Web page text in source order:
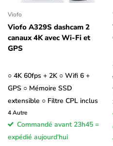
Viofo
Viofo A329S dashcam 2
canaux 4K avec Wi-Fi et
GPS
○ 4K 60fps + 2K ○ Wifi 6 +
GPS ○ Mémoire SSD
extensible ○ Filtre CPL inclus
4Autre
Commandé avant 23h45 =
expédié aujourd'hui